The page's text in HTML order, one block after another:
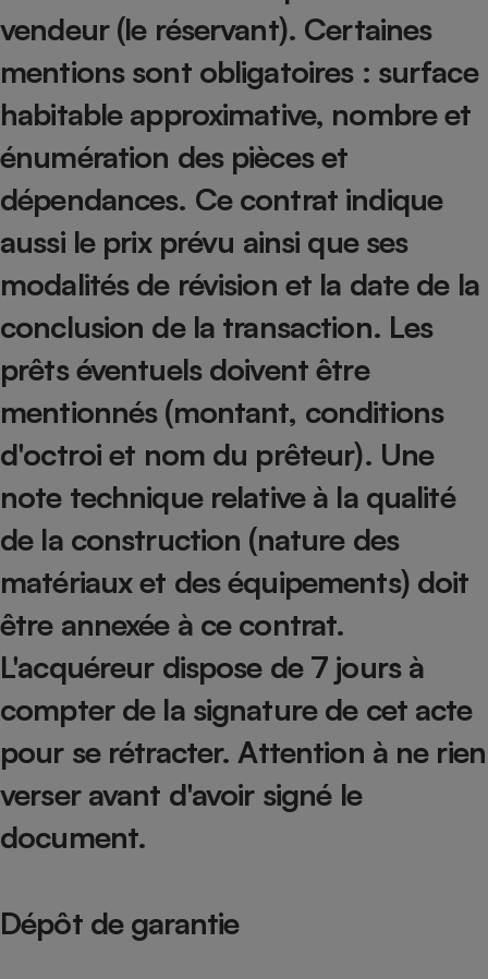
vendeur (le réservant). Certaines
mentions sont obligatoires : surface
habitable approximative, nombre et
énumération des pièces et
dépendances. Ce contrat indique
aussi le prix prévu ainsi que ses
modalités de révision et la date de la
conclusion de la transaction. Les
prêts éventuels doivent être
mentionnés (montant, conditions
d'octroi et nom du prêteur). Une
note technique relative à la qualité
de la construction (nature des
matériaux et des équipements) doit
être annexée à ce contrat.
L'acquéreur dispose de 7 jours à
compter de la signature de cet acte
pour se rétracter. Attention à ne rien
verser avant d'avoir signé le
document.
Dépôt de garantie
alimentaire
bouteille
Assurance emprunteur
Banque
Petit électroménager -
Lave-linge
Plaque de cuisson à
induction
Ventilateur
Téléviseur
Téléphone mobile -
Smartphone
Antivirus
Matelas
Radiateur électrique
Ventilateur
Mutuelle